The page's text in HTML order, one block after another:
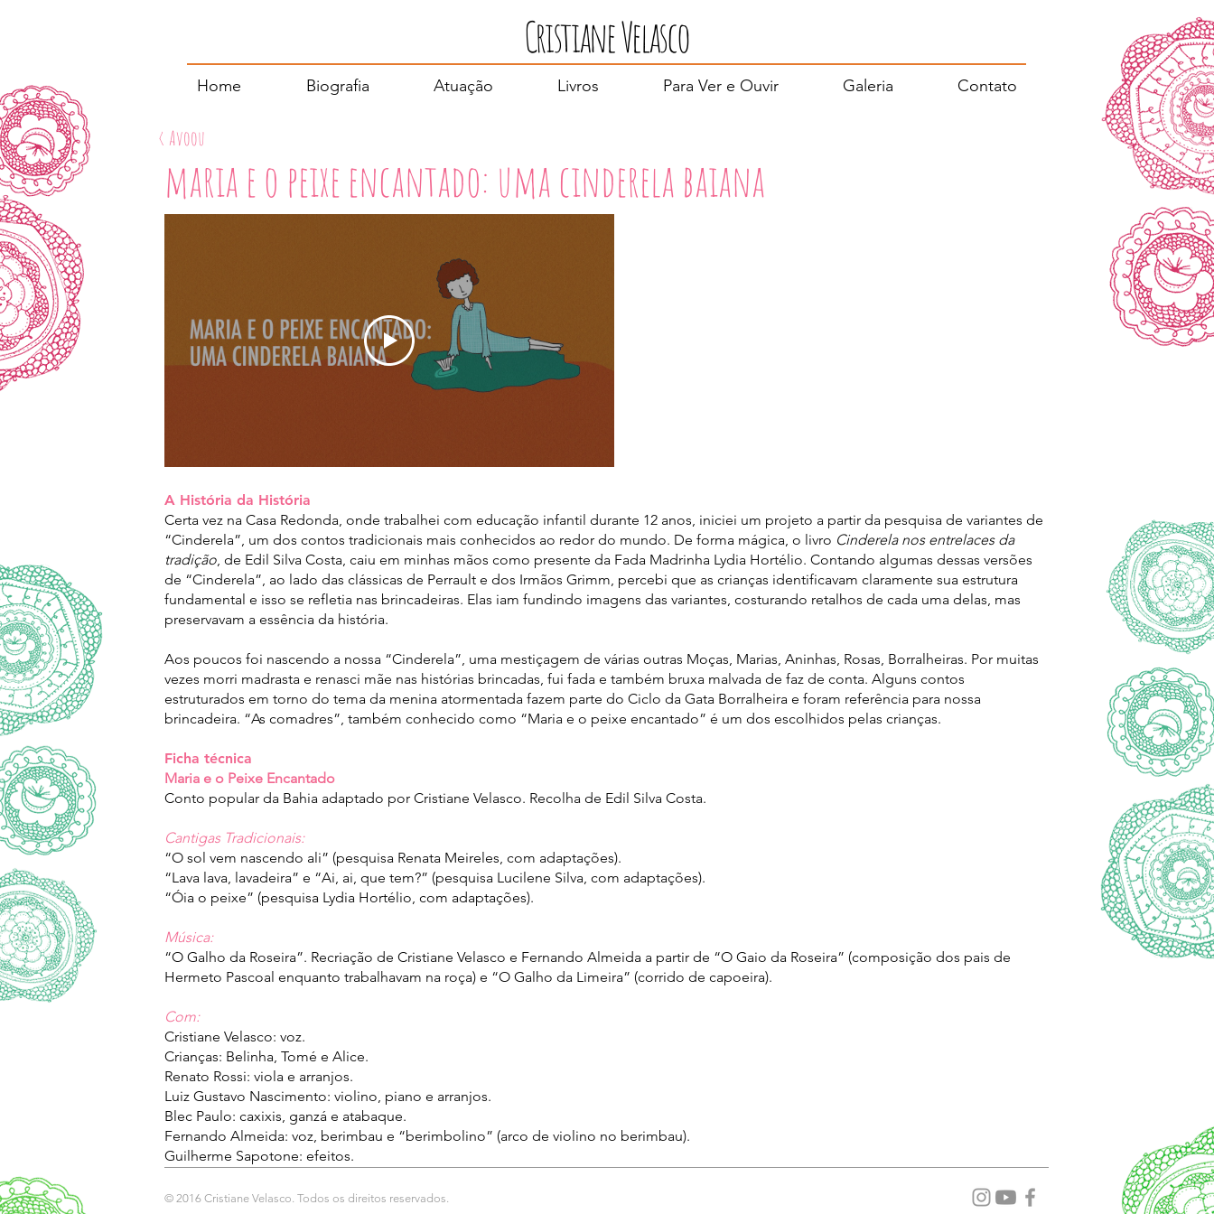
Cristiane Velasco
Home Biografia Atuação Livros Para Ver e Ouvir Galeria Contato
maria e o peixe encantado: uma cinderela baiana
< Avoou
A História da História
Certa vez na Casa Redonda, onde trabalhei com educação infantil durante 12 anos, iniciei um projeto a partir da pesquisa de variantes de
“Cinderela”, um dos contos tradicionais mais conhecidos ao redor do mundo. De forma mágica, o livro Cinderela nos entrelaces da
tradição, de Edil Silva Costa, caiu em minhas mãos como presente da Fada Madrinha Lydia Hortélio. Contando algumas dessas versões
de “Cinderela”, ao lado das clássicas de Perrault e dos Irmãos Grimm, percebi que as crianças identificavam claramente sua estrutura
fundamental e isso se refletia nas brincadeiras. Elas iam fundindo imagens das variantes, costurando retalhos de cada uma delas, mas
preservavam a essência da história.
Aos poucos foi nascendo a nossa “Cinderela”, uma mestiçagem de várias outras Moças, Marias, Aninhas, Rosas, Borralheiras. Por muitas
vezes morri madrasta e renasci mãe nas histórias brincadas, fui fada e também bruxa malvada de faz de conta. Alguns contos
estruturados em torno do tema da menina atormentada fazem parte do Ciclo da Gata Borralheira e foram referência para nossa
brincadeira. “As comadres”, também conhecido como “Maria e o peixe encantado” é um dos escolhidos pelas crianças.
Ficha técnica
Maria e o Peixe Encantado
Conto popular da Bahia adaptado por Cristiane Velasco. Recolha de Edil Silva Costa.
Cantigas Tradicionais:
“O sol vem nascendo ali” (pesquisa Renata Meireles, com adaptações).
“Lava lava, lavadeira” e “Ai, ai, que tem?” (pesquisa Lucilene Silva, com adaptações).
“Óia o peixe” (pesquisa Lydia Hortélio, com adaptações).
Música:
“O Galho da Roseira”. Recriação de Cristiane Velasco e Fernando Almeida a partir de “O Gaio da Roseira” (composição dos pais de
Hermeto Pascoal enquanto trabalhavam na roça) e “O Galho da Limeira” (corrido de capoeira).
Com:
Cristiane Velasco: voz.
Crianças: Belinha, Tomé e Alice.
Renato Rossi: viola e arranjos.
Luiz Gustavo Nascimento: violino, piano e arranjos.
Blec Paulo: caxixis, ganzá e atabaque.
Fernando Almeida: voz, berimbau e “berimbolino” (arco de violino no berimbau).
Guilherme Sapotone: efeitos.
© 2016 Cristiane Velasco. Todos os direitos reservados.